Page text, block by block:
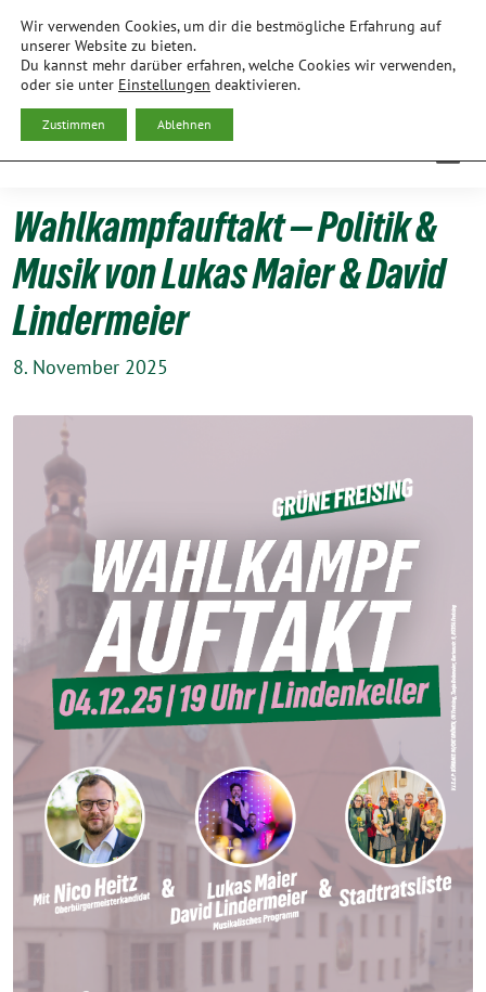
zum
Inhalt
BÜNDNIS 90/DIE GRÜNEN
ORTSVERBAND FREISING
Wahlkampfauftakt — Politik &
Musik von Lukas Maier & David
Lindermeier
8. November 2025
Wir verwenden Cookies, um dir die bestmögliche Erfahrung auf
unserer Website zu bieten.
Du kannst mehr darüber erfahren, welche Cookies wir verwenden,
oder sie unter Einstellungen deaktivieren.
Zustimmen Ablehnen